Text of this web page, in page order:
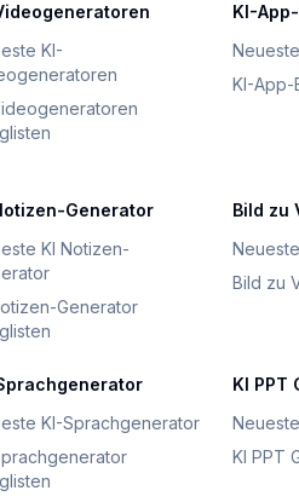
KI-
KI-
KI-App-
Generator
KI Notizen-
Generator
Bild zu
Bild zu
KI-Sprachgenerator
KI PPT
KI PPT